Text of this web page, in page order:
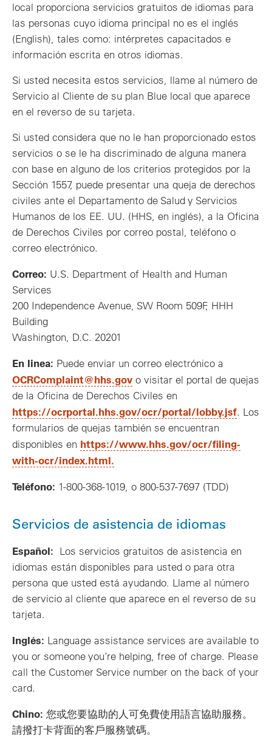
local proporciona servicios gratuitos de idiomas para
las personas cuyo idioma principal no es el inglés
(English), tales como: intérpretes capacitados e
información escrita en otros idiomas.
Si usted necesita estos servicios, llame al número de
Servicio al Cliente de su plan Blue local que aparece
en el reverso de su tarjeta.
Si usted considera que no le han proporcionado estos
servicios o se le ha discriminado de alguna manera
con base en alguno de los criterios protegidos por la
Sección 1557, puede presentar una queja de derechos
civiles ante el Departamento de Salud y Servicios
Humanos de los EE. UU. (HHS, en inglés), a la Oficina
de Derechos Civiles por correo postal, teléfono o
correo electrónico.
Correo: U.S. Department of Health and Human
Services
200 Independence Avenue, SW Room 509F, HHH
Building
Washington, D.C. 20201
En linea: Puede enviar un correo electrónico a
OCRComplaint@hhs.gov o visitar el portal de quejas
de la Oficina de Derechos Civiles en
https://ocrportal.hhs.gov/ocr/portal/lobby.jsf. Los
formularios de quejas también se encuentran
disponibles en https://www.hhs.gov/ocr/filing-
with-ocr/index.html.
Teléfono: 1-800-368-1019, o 800-537-7697 (TDD)
Servicios de asistencia de idiomas
Español: Los servicios gratuitos de asistencia en
idiomas están disponibles para usted o para otra
persona que usted está ayudando. Llame al número
de servicio al cliente que aparece en el reverso de su
tarjeta.
Inglés: Language assistance services are available to
you or someone you’re helping, free of charge. Please
call the Customer Service number on the back of your
card.
Chino: 您或您要協助的人可免費使用語言協助服務。
請撥打卡背面的客戶服務號碼。